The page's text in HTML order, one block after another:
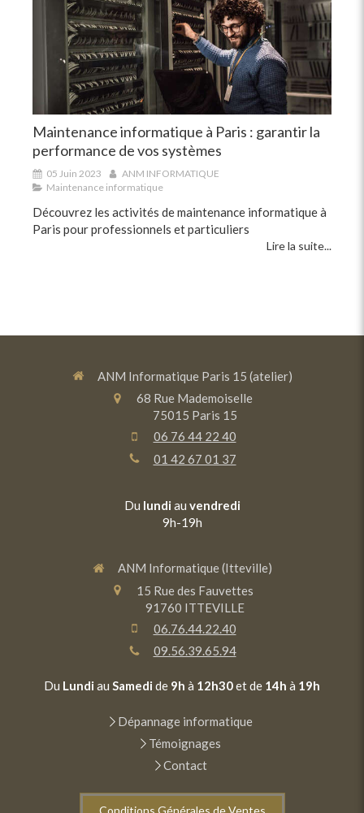
Maintenance informatique à Paris : garantir la
performance de vos systèmes
05 Juin 2023
ANM INFORMATIQUE
Maintenance informatique
Découvrez les activités de maintenance informatique à
Paris pour professionnels et particuliers
Lire la suite...
ANM Informatique Paris 15 (atelier)
68 Rue Mademoiselle
75015 Paris 15
06 76 44 22 40
01 42 67 01 37
Du lundi au vendredi
9h-19h
ANM Informatique (Itteville)
15 Rue des Fauvettes
91760 ITTEVILLE
06.76.44.22.40
09.56.39.65.94
Du Lundi au Samedi de 9h à 12h30et de 14h à 19h
Dépannage informatique
Témoignages
Contact
Conditions Générales de Ventes